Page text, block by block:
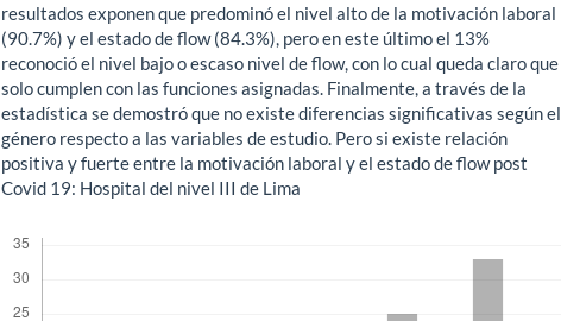
resultados exponen que predominó el nivel alto de la motivación laboral
(90.7%) y el estado de flow (84.3%), pero en este último el 13%
reconoció el nivel bajo o escaso nivel de flow, con lo cual queda claro que
solo cumplen con las funciones asignadas. Finalmente, a través de la
estadística se demostró que no existe diferencias significativas según el
género respecto a las variables de estudio. Pero si existe relación
positiva y fuerte entre la motivación laboral y el estado de flow post
Covid 19: Hospital del nivel III de Lima